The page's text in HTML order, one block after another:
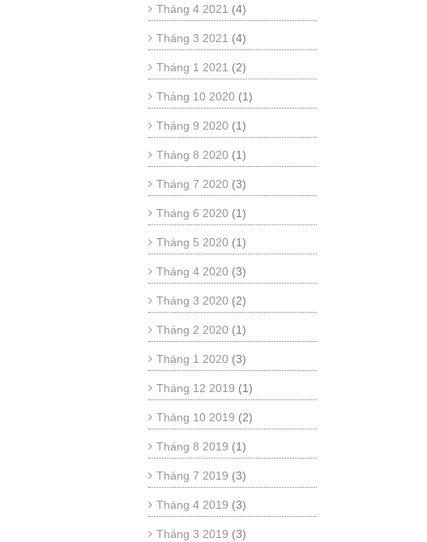
Tháng 4 2021 (4)
Tháng 3 2021 (4)
Tháng 1 2021 (2)
Tháng 10 2020 (1)
Tháng 9 2020 (1)
Tháng 8 2020 (1)
Tháng 7 2020 (3)
Tháng 6 2020 (1)
Tháng 5 2020 (1)
Tháng 4 2020 (3)
Tháng 3 2020 (2)
Tháng 2 2020 (1)
Tháng 1 2020 (3)
Tháng 12 2019 (1)
Tháng 10 2019 (2)
Tháng 8 2019 (1)
Tháng 7 2019 (3)
Tháng 4 2019 (3)
Tháng 3 2019 (3)